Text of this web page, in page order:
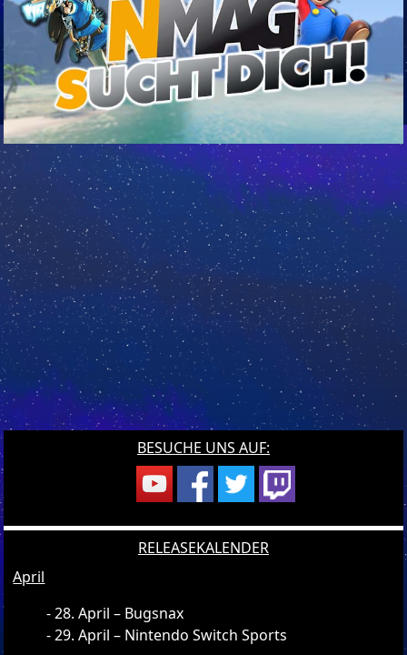
BESUCHE UNS AUF:
RELEASEKALENDER
April
28. April – Bugsnax
29. April – Nintendo Switch Sports